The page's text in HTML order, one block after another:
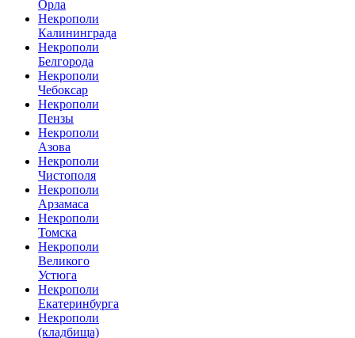
Орла
Некрополи
Калининграда
Некрополи
Белгорода
Некрополи
Чебоксар
Некрополи
Пензы
Некрополи
Азова
Некрополи
Чистополя
Некрополи
Арзамаса
Некрополи
Томска
Некрополи
Великого
Устюга
Некрополи
Екатеринбурга
Некрополи
(кладбища)